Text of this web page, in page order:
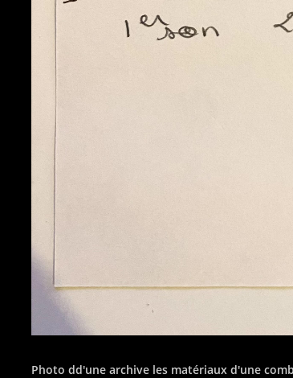
Photo dd'une archive les matériaux d'une